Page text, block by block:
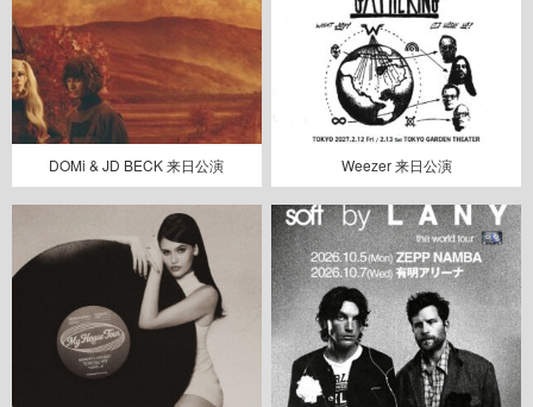
DOMi & JD BECK 来日公演 Weezer 来日公演